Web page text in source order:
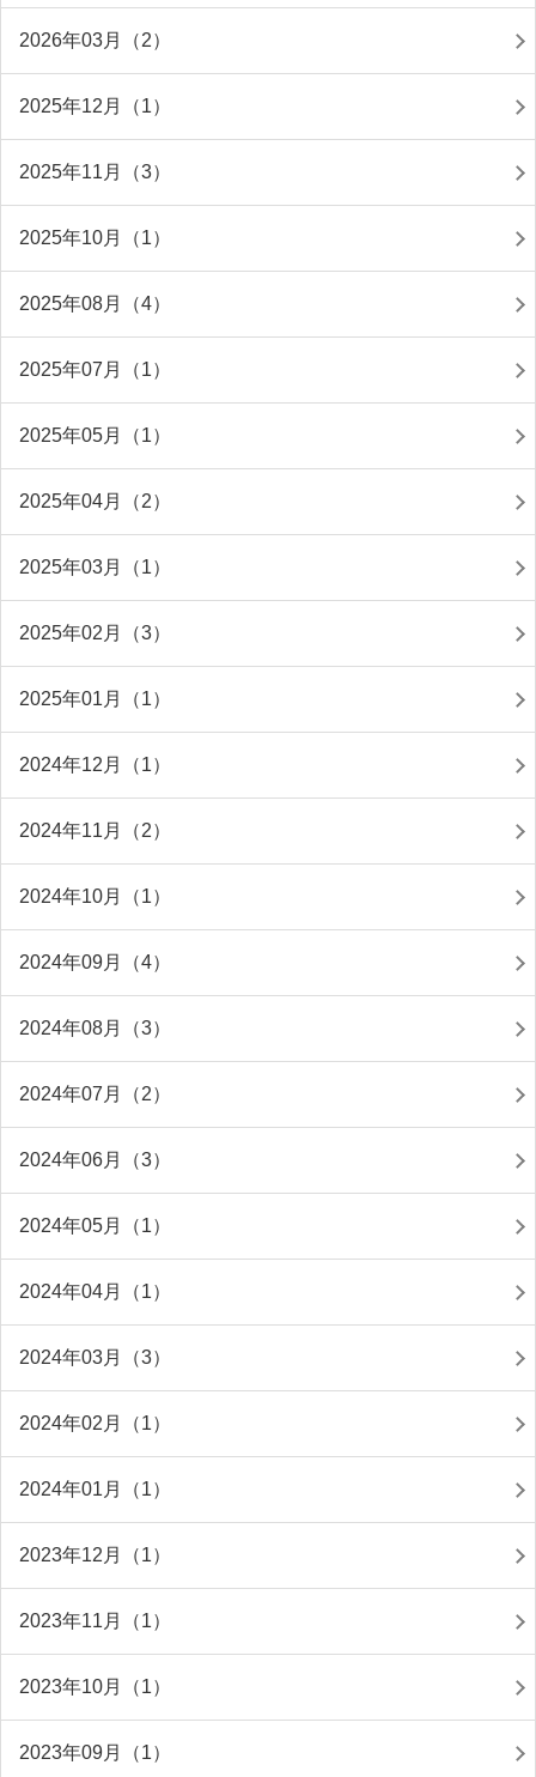
2026年03月（2）
2025年12月（1）
2025年11月（3）
2025年10月（1）
2025年08月（4）
2025年07月（1）
2025年05月（1）
2025年04月（2）
2025年03月（1）
2025年02月（3）
2025年01月（1）
2024年12月（1）
2024年11月（2）
2024年10月（1）
2024年09月（4）
2024年08月（3）
2024年07月（2）
2024年06月（3）
2024年05月（1）
2024年04月（1）
2024年03月（3）
2024年02月（1）
2024年01月（1）
2023年12月（1）
2023年11月（1）
2023年10月（1）
2023年09月（1）